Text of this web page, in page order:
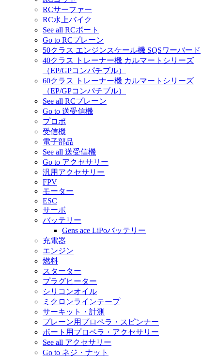
RCサーファー
RC水上バイク
See all RCボート
Go to RCプレーン
50クラス エンジンスケール機 SQSワーバード
40クラス トレーナー機 カルマートシリーズ
（EP/GPコンパチブル）
60クラス トレーナー機 カルマートシリーズ
（EP/GPコンパチブル）
See all RCプレーン
Go to 送受信機
プロポ
受信機
電子部品
See all 送受信機
Go to アクセサリー
汎用アクセサリー
FPV
モーター
ESC
サーボ
バッテリー
Gens ace LiPoバッテリー
充電器
エンジン
燃料
スターター
プラグヒーター
シリコンオイル
ミクロンラインテープ
サーキット・計測
プレーン用プロペラ・スピンナー
ボート用プロペラ・アクセサリー
See all アクセサリー
Go to ネジ・ナット